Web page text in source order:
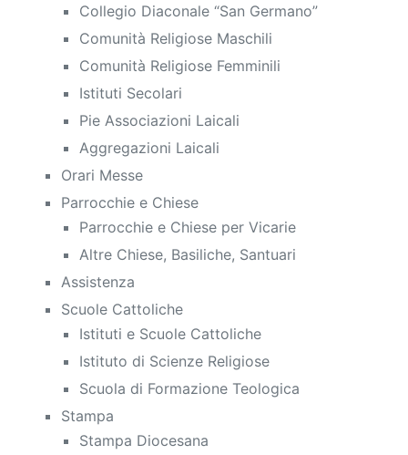
Collegio Diaconale “San Germano”
Comunità Religiose Maschili
Comunità Religiose Femminili
Istituti Secolari
Pie Associazioni Laicali
Aggregazioni Laicali
Orari Messe
Parrocchie e Chiese
Parrocchie e Chiese per Vicarie
Altre Chiese, Basiliche, Santuari
Assistenza
Scuole Cattoliche
Istituti e Scuole Cattoliche
Istituto di Scienze Religiose
Scuola di Formazione Teologica
Stampa
Stampa Diocesana